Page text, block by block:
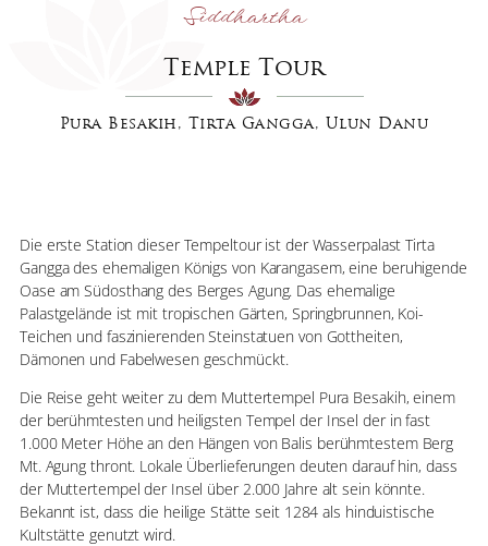
Siddhartha
Temple Tour
Pura Besakih, Tirta Gangga, Ulun Danu
Die erste Station dieser Tempeltour ist der Wasserpalast Tirta
Gangga des ehemaligen Königs von Karangasem, eine beruhigende
Oase am Südosthang des Berges Agung. Das ehemalige
Palastgelände ist mit tropischen Gärten, Springbrunnen, Koi-
Teichen und faszinierenden Steinstatuen von Gottheiten,
Dämonen und Fabelwesen geschmückt.
Die Reise geht weiter zu dem Muttertempel Pura Besakih, einem
der berühmtesten und heiligsten Tempel der Insel der in fast
1.000 Meter Höhe an den Hängen von Balis berühmtestem Berg
Mt. Agung thront. Lokale Überlieferungen deuten darauf hin, dass
der Muttertempel der Insel über 2.000 Jahre alt sein könnte.
Bekannt ist, dass die heilige Stätte seit 1284 als hinduistische
Kultstätte genutzt wird.